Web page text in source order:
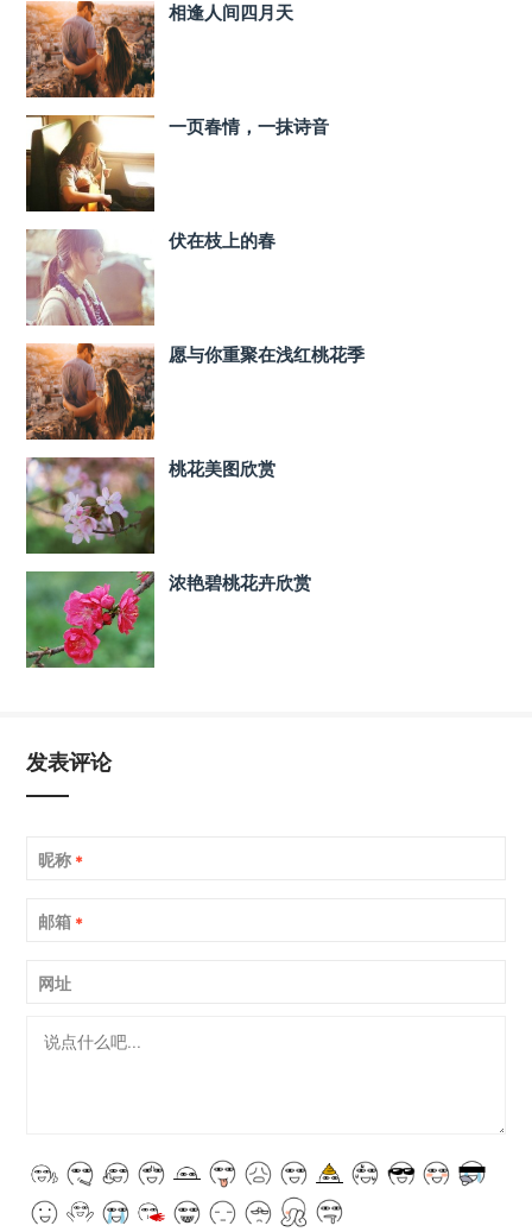
相逢人间四月天
一页春情，一抹诗音
伏在枝上的春
愿与你重聚在浅红桃花季
桃花美图欣赏
浓艳碧桃花卉欣赏
发表评论
昵称 *
邮箱 *
网址